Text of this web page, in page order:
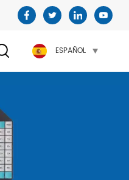
ESPAÑOL